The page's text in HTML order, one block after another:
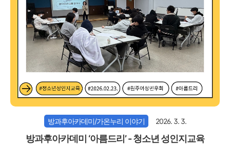
방과후아카데미/가온누리 이야기 2026. 3. 3.
방과후아카데미 ‘아름드리’ - 청소년 성인지교육